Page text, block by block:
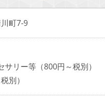
町7-9
リー等（800円～税別）
別）